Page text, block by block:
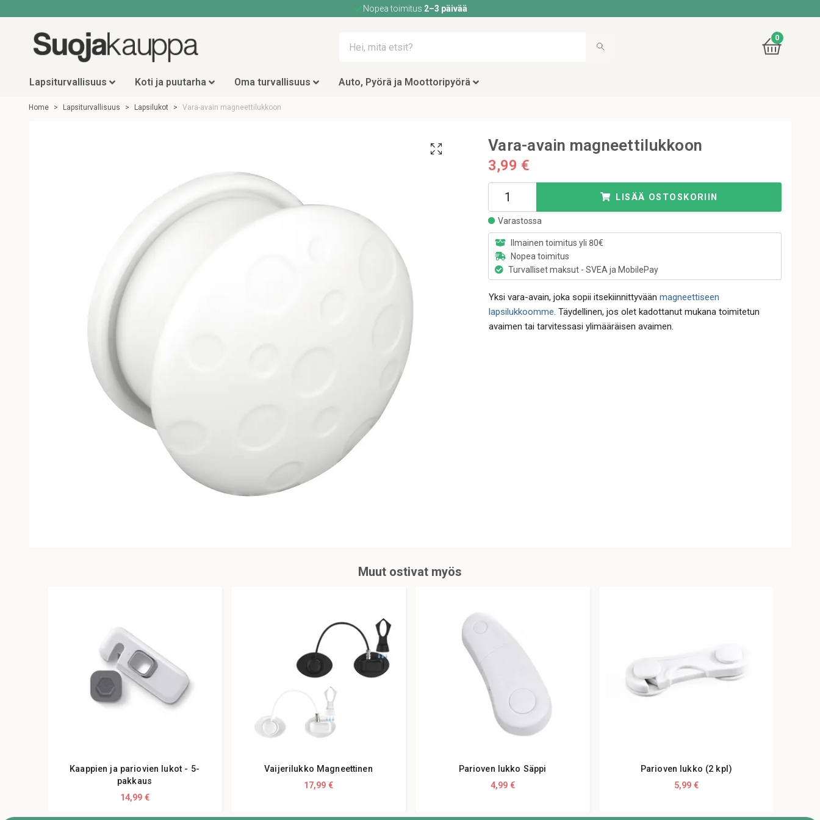
Nopea toimitus 2–3 päivää
0
Lapsiturvallisuus Koti ja puutarha Oma turvallisuus Auto, Pyörä ja Moottoripyörä
Home Lapsiturvallisuus Lapsilukot Vara-avain magneettilukkoon
Vara-avain magneettilukkoon
3,99 €
LISÄÄ OSTOSKORIIN
Varastossa
Ilmainen toimitus yli 80€
Nopea toimitus
Turvalliset maksut - SVEA ja MobilePay
Yksi vara-avain, joka sopii itsekiinnittyväänmagneettiseen
lapsilukkoomme. Täydellinen, jos olet kadottanut mukana toimitetun
avaimen tai tarvitessasi ylimääräisen avaimen.
Muut ostivat myös
Kaappien ja pariovien lukot - 5-
pakkaus
14,99 €
Vaijerilukko Magneettinen
17,99 €
Parioven lukko Säppi
4,99 €
Parioven lukko (2 kpl)
5,99 €